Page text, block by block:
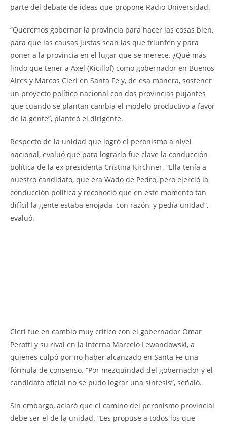
parte del debate de ideas que propone Radio Universidad.
“Queremos gobernar la provincia para hacer las cosas bien,
para que las causas justas sean las que triunfen y para
poner a la provincia en el lugar que se merece. ¿Qué más
lindo que tener a Axel (Kicillof) como gobernador en Buenos
Aires y Marcos Cleri en Santa Fe y, de esa manera, sostener
un proyecto político nacional con dos provincias pujantes
que cuando se plantan cambia el modelo productivo a favor
de la gente”, planteó el dirigente.
Respecto de la unidad que logró el peronismo a nivel
nacional, evaluó que para lograrlo fue clave la conducción
política de la ex presidenta Cristina Kirchner. “Ella tenía a
nuestro candidato, que era Wado de Pedro, pero ejerció la
conducción política y reconoció que en este momento tan
difícil la gente estaba enojada, con razón, y pedía unidad”,
evaluó.
Cleri fue en cambio muy crítico con el gobernador Omar
Perotti y su rival en la interna Marcelo Lewandowski, a
quienes culpó por no haber alcanzado en Santa Fe una
fórmula de consenso. “Por mezquindad del gobernador y el
candidato oficial no se pudo lograr una síntesis”, señaló.
Sin embargo, aclaró que el camino del peronismo provincial
debe ser el de la unidad. “Les propuse a todos los que